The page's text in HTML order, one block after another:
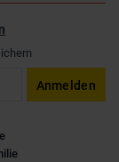
Anmelden